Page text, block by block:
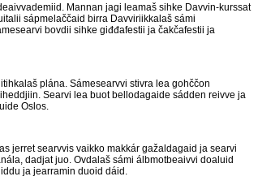
Mannan jagi leamaš sihke Davvin-kurssat
sápmelaččaid birra Davviriikkalaš sámi
bovdii sihke giđđafestii ja čakčafestii ja
plána. Sámesearvvi stivra lea gohččon
Searvi lea buot bellodagaide sádden reivve ja
Oslos.
jerret searvvis vaikko makkár gažaldagaid ja searvi
dadjat juo. Ovdalaš sámi álbmotbeaivvi doaluid
ja jearramin duoid dáid.